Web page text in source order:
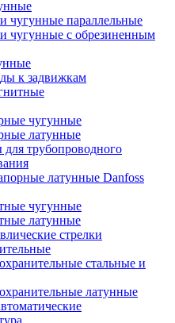
чугунные параллельные
чугунные с обрезиненным
к задвижкам
чугунные
латунные
трубопроводного
латунные Danfoss
чугунные
латунные
стрелки
стальные и
латунные